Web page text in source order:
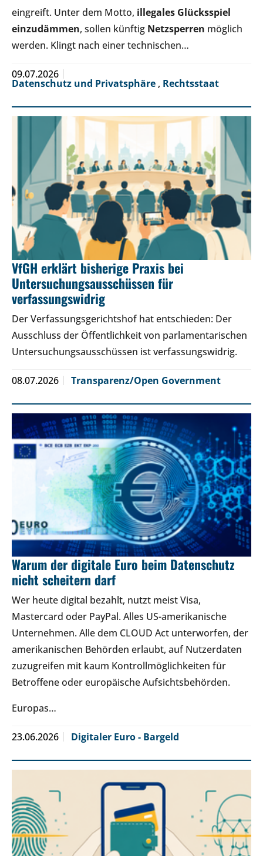
eingreift. Unter dem Motto, illegales Glücksspiel
einzudämmen, sollen künftig Netzsperren möglich
werden. Klingt nach einer technischen…
09.07.2026
Datenschutz und Privatsphäre , Rechtsstaat
VfGH erklärt bisherige Praxis bei
Untersuchungsausschüssen für
verfassungswidrig
Der Verfassungsgerichtshof hat entschieden: Der
Ausschluss der Öffentlichkeit von parlamentarischen
Untersuchungsausschüssen ist verfassungswidrig.
08.07.2026 Transparenz/Open Government
Warum der digitale Euro beim Datenschutz
nicht scheitern darf
Wer heute digital bezahlt, nutzt meist Visa,
Mastercard oder PayPal. Alles US-amerikanische
Unternehmen. Alle dem CLOUD Act unterworfen, der
amerikanischen Behörden erlaubt, auf Nutzerdaten
zuzugreifen mit kaum Kontrollmöglichkeiten für
Betroffene oder europäische Aufsichtsbehörden.
Europas…
23.06.2026 Digitaler Euro - Bargeld